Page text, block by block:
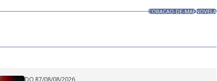
CORACAO-DE-MAENOVELA
DO R7/08/08/2026